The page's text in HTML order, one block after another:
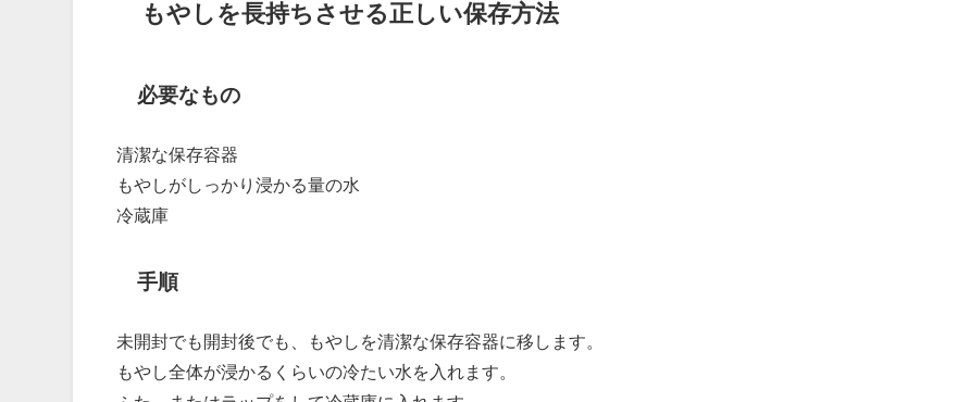
もやしを長持ちさせる正しい保存方法
必要なもの
清潔な保存容器
もやしがしっかり浸かる量の水
冷蔵庫
手順
未開封でも開封後でも、もやしを清潔な保存容器に移します。
もやし全体が浸かるくらいの冷たい水を入れます。